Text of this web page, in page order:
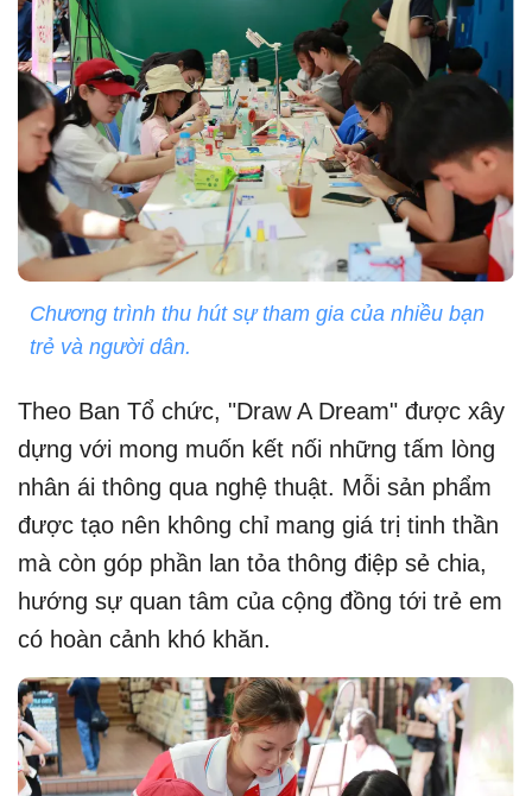
Chương trình thu hút sự tham gia của nhiều bạn
trẻ và người dân.
Theo Ban Tổ chức, "Draw A Dream" được xây
dựng với mong muốn kết nối những tấm lòng
nhân ái thông qua nghệ thuật. Mỗi sản phẩm
được tạo nên không chỉ mang giá trị tinh thần
mà còn góp phần lan tỏa thông điệp sẻ chia,
hướng sự quan tâm của cộng đồng tới trẻ em
có hoàn cảnh khó khăn.